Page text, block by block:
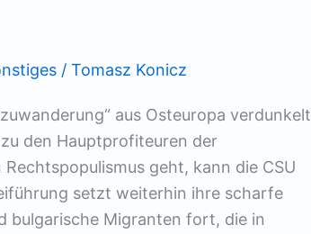
/ Tomasz Konicz
aus Osteuropa verdunkelt
den Hauptprofiteuren der
geht, kann die CSU
setzt weiterhin ihre scharfe
bulgarische Migranten fort, die in